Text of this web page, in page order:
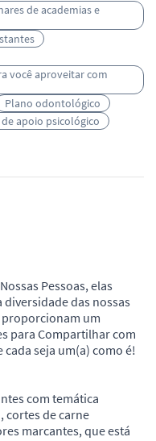
de academias e
você aproveitar com
Plano odontológico
apoio psicológico
Pessoas, elas
das nossas
um
para Compartilhar com
seja um(a) como é!
com temática
cortes de carne
marcantes, que está